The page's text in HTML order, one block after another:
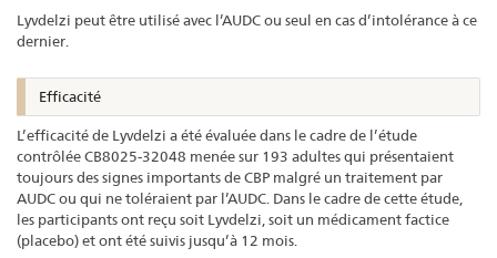
Lyvdelzi peut être utilisé avec l’AUDC ou seul en cas d’intolérance à ce
dernier.
Efficacité
L’efficacité de Lyvdelzi a été évaluée dans le cadre de l’étude
contrôlée CB8025-32048 menée sur 193 adultes qui présentaient
toujours des signes importants de CBP malgré un traitement par
AUDC ou qui ne toléraient par l’AUDC. Dans le cadre de cette étude,
les participants ont reçu soit Lyvdelzi, soit un médicament factice
(placebo) et ont été suivis jusqu’à 12 mois.